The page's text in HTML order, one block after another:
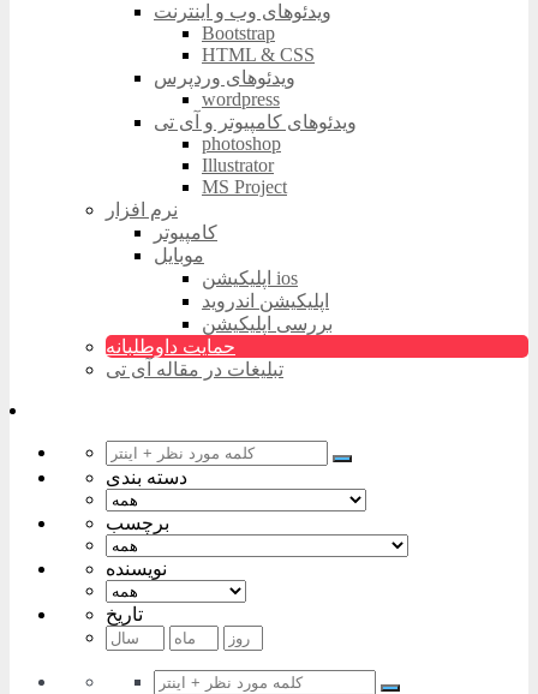
ویدئوهای وب و اینترنت
Bootstrap
HTML & CSS
ویدئوهای وردپرس
wordpress
ویدئوهای کامپیوتر و آی تی
photoshop
Illustrator
MS Project
نرم افزار
کامپیوتر
موبایل
اپلیکیشن ios
اپلیکیشن اندروید
بررسی اپلیکیشن
حمایت داوطلبانه
تبلیغات در مقاله آی تی
دسته بندی
برچسب
نویسنده
تاریخ